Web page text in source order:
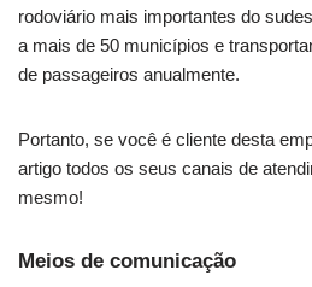
rodoviário mais importantes do
a mais de 50 municípios e
de passageiros anualmente.
Portanto, se você é cliente desta
artigo todos os seus canais de
mesmo!
Meios de comunicação